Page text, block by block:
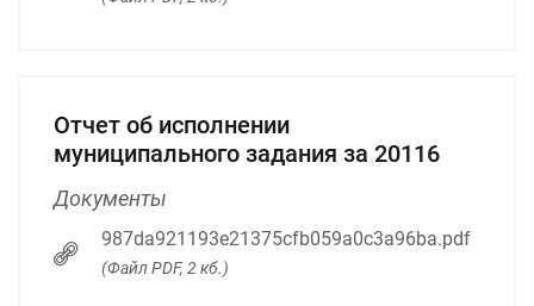
Отчет об исполнении
муниципального задания за 20116
Документы
987da921193e21375cfb059a0c3a96ba.pdf
(Файл PDF, 2 кб.)